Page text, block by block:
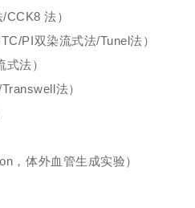
法）
PI双染流式法/Tunel法）
法）
法）
，体外血管生成实验）